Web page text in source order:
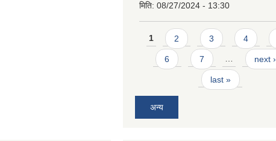
मिति: 08/27/2024 - 13:30
Pages
1 2 3 4
6 7 … next ›
last »
अन्य